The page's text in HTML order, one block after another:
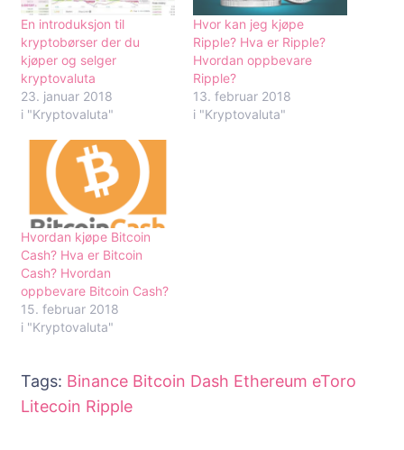
En introduksjon til
kryptobørser der du
kjøper og selger
kryptovaluta
23. januar 2018
i "Kryptovaluta"
Hvor kan jeg kjøpe
Ripple? Hva er Ripple?
Hvordan oppbevare
Ripple?
13. februar 2018
i "Kryptovaluta"
Hvordan kjøpe Bitcoin
Cash? Hva er Bitcoin
Cash? Hvordan
oppbevare Bitcoin Cash?
15. februar 2018
i "Kryptovaluta"
Tags: Binance Bitcoin Dash Ethereum eToro
Litecoin Ripple